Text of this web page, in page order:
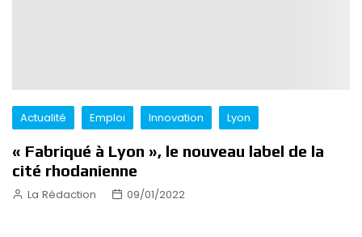
Actualité Emploi Innovation Lyon
« Fabriqué à Lyon », le nouveau label de la
cité rhodanienne
La Rédaction 09/01/2022